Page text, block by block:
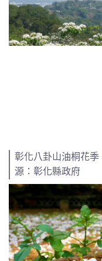
彰化八卦山油桐花
源：彰化縣政府